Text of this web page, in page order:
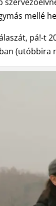
mellé
pá!-t
(utóbbira